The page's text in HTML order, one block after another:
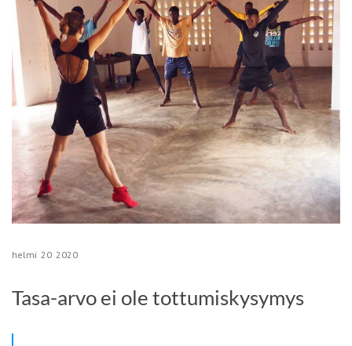
helmi 20 2020
Tasa-arvo ei ole tottumiskysymys